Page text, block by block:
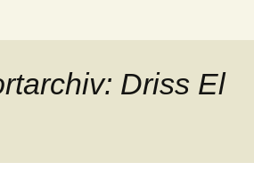
aus und mit Bezug
Driss El